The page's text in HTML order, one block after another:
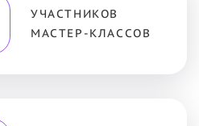
УЧАСТНИКОВ
МАСТЕР-КЛАССОВ